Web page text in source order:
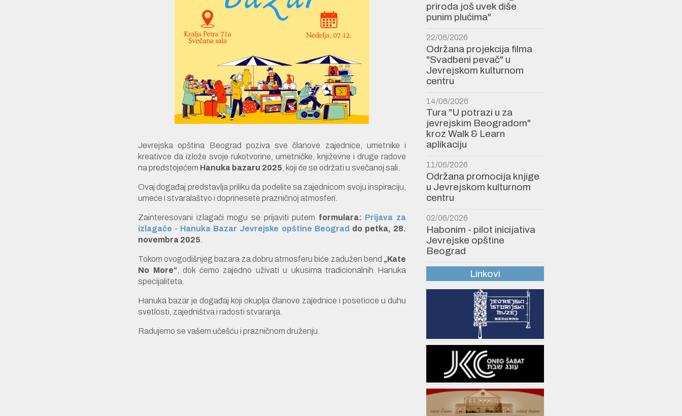
Jevrejska opština Beograd poziva sve članove zajednice, umetnike i
kreativce da izlože svoje rukotvorine, umetničke, književne i druge radove
na predstojećem Hanuka bazaru 2025 , koji će se održati u svečanoj sali.
Ovaj događaj predstavlja priliku da podelite sa zajednicom svoju inspiraciju,
umeće i stvaralaštvo i doprinesete prazničnoj atmosferi.
Zainteresovani izlagači mogu se prijaviti putem formulara: Prijava za
izlagače - Hanuka Bazar Jevrejske opštine Beograd do petka, 28.
novembra 2025
Tokom ovogodišnjeg bazara za dobru atmosferu biće zadužen bend „Kate
No More“, dok ćemo zajedno uživati u ukusima tradicionalnih Hanuka
specijaliteta.
Hanuka bazar je događaj koji okuplja članove zajednice i posetioce u duhu
svetlosti, zajedništva i radosti stvaranja.
Radujemo se vašem učešću i prazničnom druženju.
priroda još uvek diše
punim plućima"
22/06/2026
Održana projekcija filma
"Svadbeni pevač" u
Jevrejskom kulturnom
centru
14/06/2026
Tura "U potrazi u za
jevrejskim Beogradom"
kroz Walk & Learn
aplikaciju
11/06/2026
Održana promocija knjige
u Jevrejskom kulturnom
centru
02/06/2026
Habonim - pilot inicijativa
Jevrejske opštine
Beograd
Linkovi